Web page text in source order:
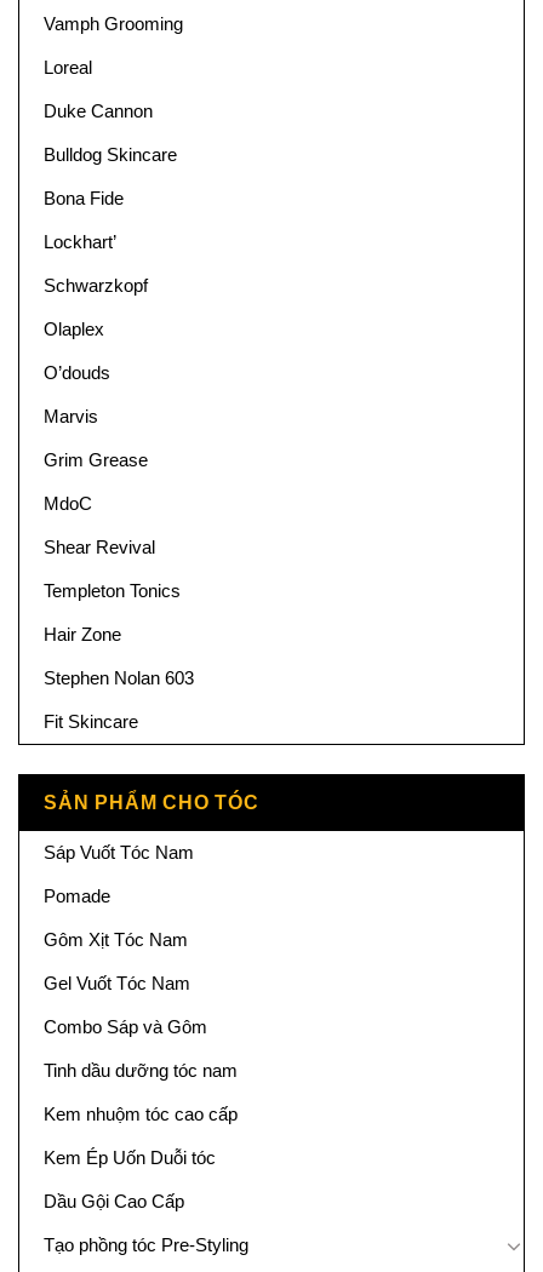
Vamph Grooming
Loreal
Duke Cannon
Bulldog Skincare
Bona Fide
Lockhart’
Schwarzkopf
Olaplex
O’douds
Marvis
Grim Grease
MdoC
Shear Revival
Templeton Tonics
Hair Zone
Stephen Nolan 603
Fit Skincare
SẢN PHẨM CHO TÓC
Sáp Vuốt Tóc Nam
Pomade
Gôm Xịt Tóc Nam
Gel Vuốt Tóc Nam
Combo Sáp và Gôm
Tinh dầu dưỡng tóc nam
Kem nhuộm tóc cao cấp
Kem Ép Uốn Duỗi tóc
Dầu Gội Cao Cấp
Tạo phồng tóc Pre-Styling